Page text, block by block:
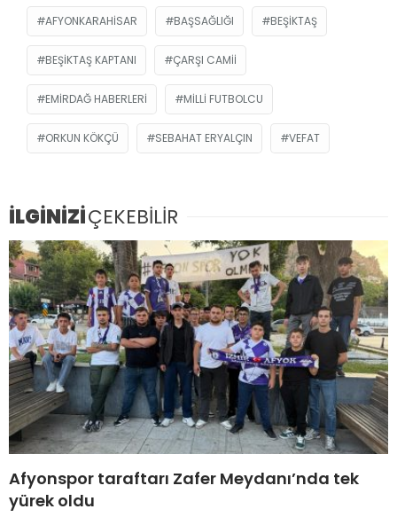
AFYONKARAHISAR BAŞSAĞLIĞI BEŞIKTAŞ
BEŞIKTAŞ KAPTANI ÇARŞI CAMII
EMIRDAĞ HABERLERI MILLI FUTBOLCU
ORKUN KÖKÇÜ SEBAHAT ERYALÇIN VEFAT
İLGİNİZİÇEKEBİLİR
Afyonspor taraftarı Zafer Meydanı’nda tek
yürek oldu